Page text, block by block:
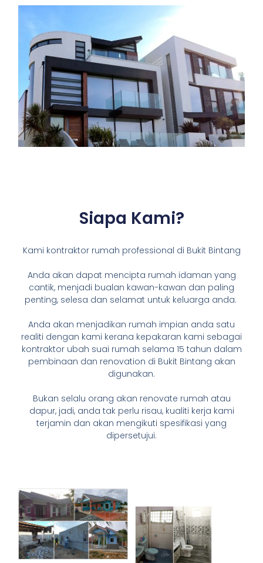
Siapa Kami?
Kami kontraktor rumah professional di Bukit Bintang
Anda akan dapat mencipta rumah idaman yang
cantik, menjadi bualan kawan-kawan dan paling
penting, selesa dan selamat untuk keluarga anda.
Anda akan menjadikan rumah impian anda satu
realiti dengan kami kerana kepakaran kami sebagai
kontraktor ubah suai rumah selama 15 tahun dalam
pembinaan dan renovation di Bukit Bintang akan
digunakan.
Bukan selalu orang akan renovate rumah atau
dapur, jadi, anda tak perlu risau, kualiti kerja kami
terjamin dan akan mengikuti spesifikasi yang
dipersetujui.